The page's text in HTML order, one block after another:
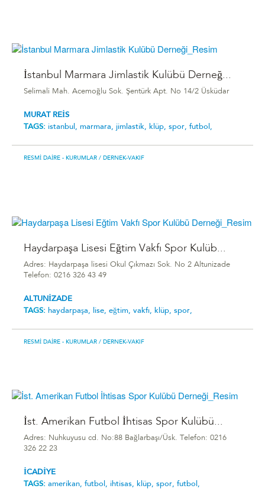
İstanbul Marmara Jimlastik Kulübü Derneğ...
Selimali Mah. Acemoğlu Sok. Şentürk Apt. No 14/2 Üsküdar
MURAT REİS
TAGS: i̇stanbul, marmara, jimlastik, klüp, spor, futbol,
RESMI DAIRE - KURUMLAR / DERNEK-VAKIF
Haydarpaşa Lisesi Eğtim Vakfı Spor Kulüb...
Adres: Haydarpaşa lisesi Okul Çıkmazı Sok. No 2 Altunizade
Telefon: 0216 326 43 49
ALTUNİZADE
TAGS: haydarpaşa, lise, eğtim, vakfı, klüp, spor,
RESMI DAIRE - KURUMLAR / DERNEK-VAKIF
İst. Amerikan Futbol İhtisas Spor Kulübü...
Adres: Nuhkuyusu cd. No:88 Bağlarbaşı/Üsk. Telefon: 0216
326 22 23
İCADİYE
TAGS: amerikan, futbol, i̇htisas, klüp, spor, futbol,